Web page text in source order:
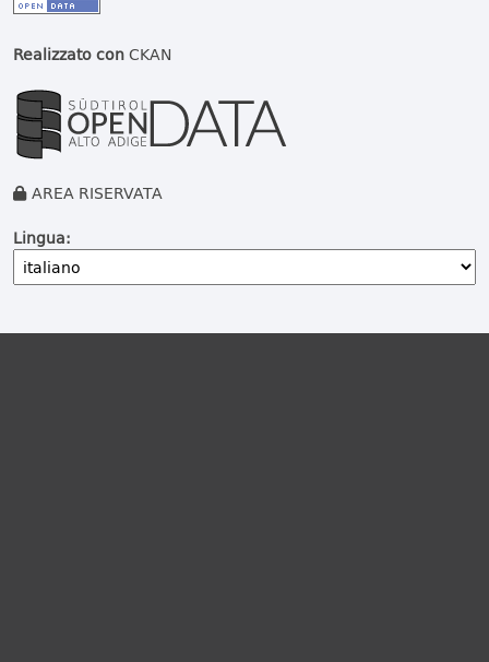
Realizzato conCKAN
AREA RISERVATA
Lingua